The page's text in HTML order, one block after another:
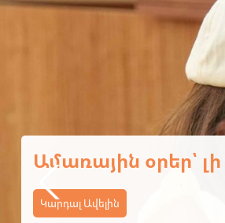
Ավարտվեց ևս
Կարդալ Ավելին